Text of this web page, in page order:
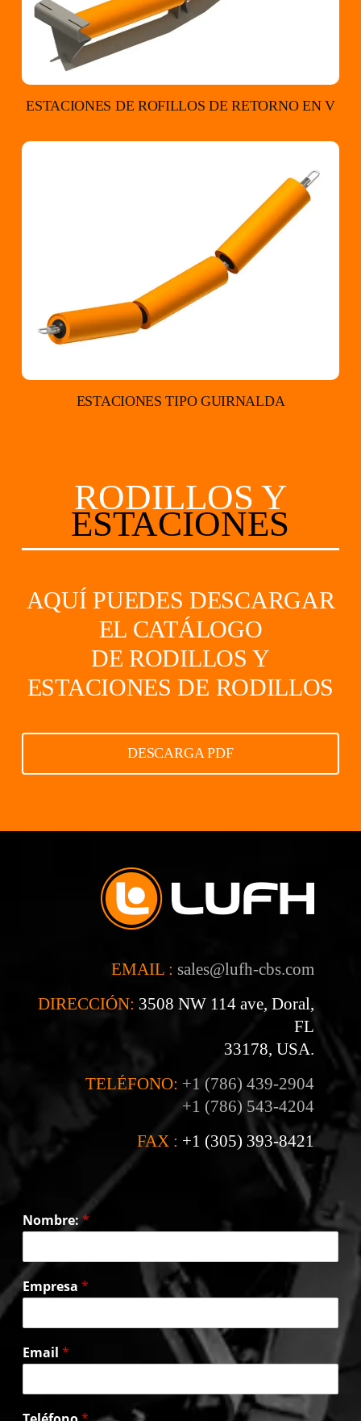
ESTACIONES DE ROFILLOS DE RETORNO EN V
ESTACIONES TIPO GUIRNALDA
RODILLOS Y
ESTACIONES
AQUÍ PUEDES DESCARGAR
EL CATÁLOGO
DE RODILLOS Y
ESTACIONES DE RODILLOS
DESCARGA PDF
EMAIL : sales@lufh-cbs.com
DIRECCIÓN: 3508 NW 114 ave, Doral,
FL
33178, USA.
TELÉFONO: +1 (786) 439-2904
+1 (786) 543-4204
FAX : +1 (305) 393-8421
Nombre:*
Empresa*
Email*